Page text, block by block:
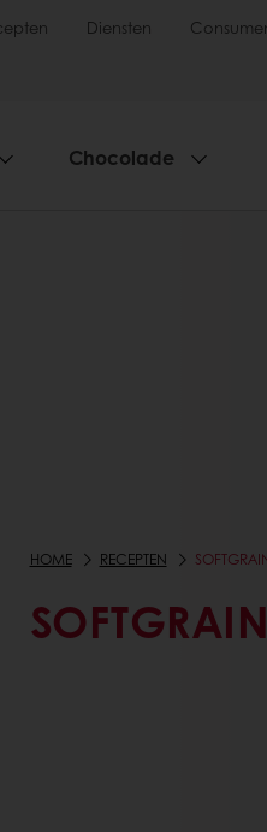
Diensten
Chocolade
HOME RECEPTEN